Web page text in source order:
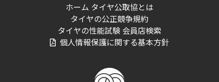
ホーム タイヤ公取協とは
タイヤの公正競争規約
タイヤの性能試験 会員店検索
個人情報保護に関する基本方針